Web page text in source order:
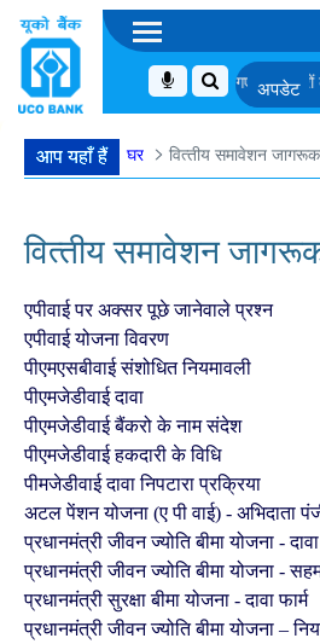
अनंतिम रूप से शॉर्टलिस्ट किए गए उम्मीदवारों की
आप यहाँ हैं घर वित्‍तीय समावेशन
वित्‍तीय समावेशन
एपीवाई पर अक्सर पूछे जानेवाले प्रश्न
एपीवाई योजना विवरण
पीएमएसबीवाई संशोधित नियमावली
पीएमजेडीवाई दावा
पीएमजेडीवाई बैंकरो के नाम संदेश
पीएमजेडीवाई हकदारी के विधि
पीमजेडीवाई दावा निपटारा प्रक्रिया
अटल पेंशन योजना (ए पी वाई) - अभिदाता
प्रधानमंत्री जीवन ज्योति बीमा योजना - दावा
प्रधानमंत्री जीवन ज्योति बीमा योजना -
प्रधानमंत्री सुरक्षा बीमा योजना - दावा फार्म
प्रधानमंत्री जीवन ज्योति बीमा योजना –